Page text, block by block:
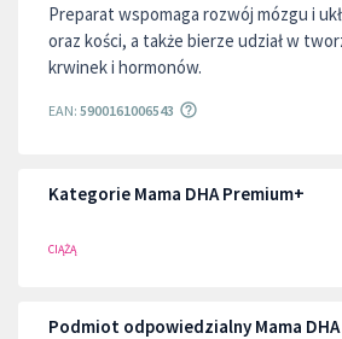
Preparat wspomaga rozwój mózgu i
oraz kości, a także bierze udział w
krwinek i hormonów.
EAN: 5900161006543
Kategorie Mama DHA Premium+
CIĄŻĄ
Podmiot odpowiedzialny Mama